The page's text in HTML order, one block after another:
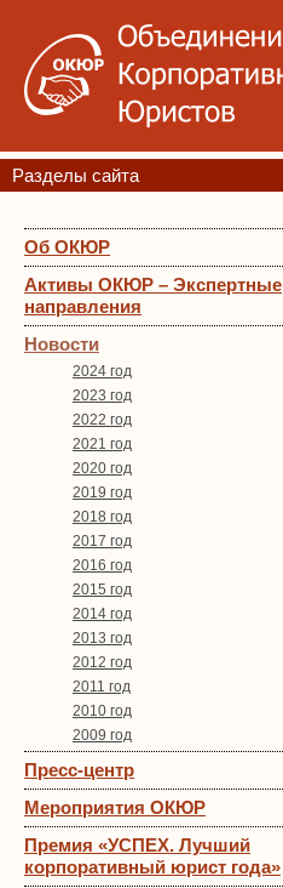
Разделы сайта
Об ОКЮР
Активы ОКЮР – Экспертные
направления
Новости
2024 год
2023 год
2022 год
2021 год
2020 год
2019 год
2018 год
2017 год
2016 год
2015 год
2014 год
2013 год
2012 год
2011 год
2010 год
2009 год
Пресс-центр
Мероприятия ОКЮР
Премия «УСПЕХ. Лучший
корпоративный юрист года»